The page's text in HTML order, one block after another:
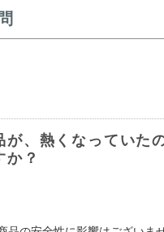
が、熱くなっていた
か？